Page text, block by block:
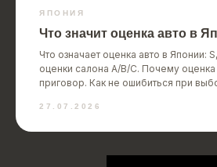
ЯПОНИЯ
Что значит оценка авто в
Что означает оценка авто в Японии:
оценки салона A/B/C. Почему оценка
приговор. Как не ошибиться при
27.07.2026